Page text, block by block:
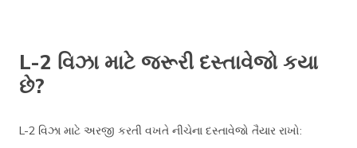
L-2 વિઝા માટે જરૂરી દસ્તાવેજો કયા
છે?
L-2 વિઝા માટે અરજી કરતી વખતે નીચેના દસ્તાવેજો તૈયાર રાખો: